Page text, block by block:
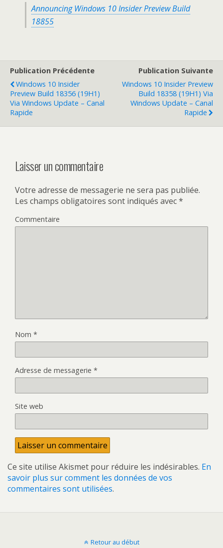
Announcing Windows 10 Insider Preview Build
18855
Publication Précédente
Windows 10 Insider
Preview Build 18356 (19H1)
Via Windows Update – Canal
Rapide
Publication Suivante
Windows 10 Insider Preview
Build 18358 (19H1) Via
Windows Update – Canal
Rapide
Laisser un commentaire
Votre adresse de messagerie ne sera pas publiée.
Les champs obligatoires sont indiqués avec*
Commentaire
Nom *
Adresse de messagerie *
Site web
Ce site utilise Akismet pour réduire les indésirables. En
savoir plus sur comment les données de vos
commentaires sont utilisées.
Retour au début